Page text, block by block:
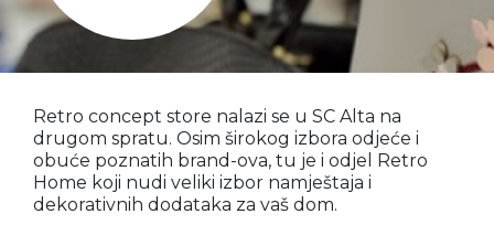
Retro concept store nalazi se u SC Alta na
drugom spratu. Osim širokog izbora odjeće i
obuće poznatih brand-ova, tu je i odjel Retro
Home koji nudi veliki izbor namještaja i
dekorativnih dodataka za vaš dom.